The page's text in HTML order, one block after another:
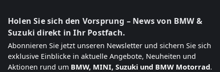
Holen Sie sich den Vorsprung – News von BMW &
Suzuki direkt in Ihr Postfach.
Abonnieren Sie jetzt unseren Newsletter und sichern Sie sich
exklusive Einblicke in aktuelle Angebote, Neuheiten und
Aktionen rund um BMW, MINI, Suzuki und BMW Motorrad.